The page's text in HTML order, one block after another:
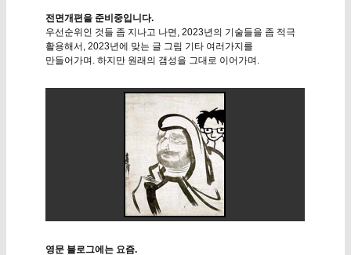
전면개편을 준비중입니다.
우선순위인 것들 좀 지나고 나면, 2023년의 기술들을 좀 적극
활용해서, 2023년에 맞는 글 그림 기타 여러가지를
만들어가며. 하지만 원래의 갬성을 그대로 이어가며.
영문 블로그에는 요즘.